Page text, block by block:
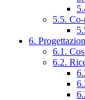
5.5.
6.
6.1.
6.2.